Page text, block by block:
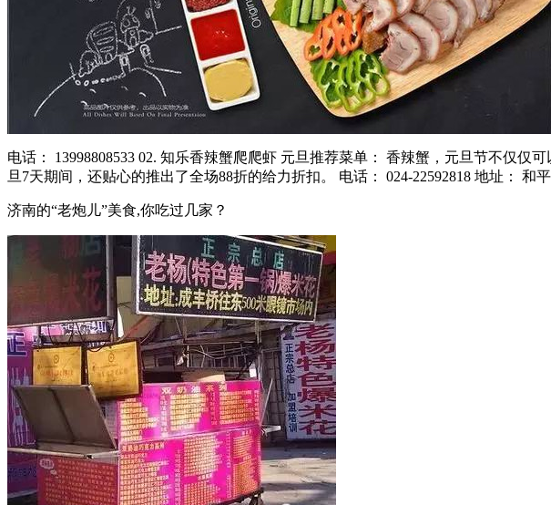
电话： 13998808533 02. 知乐香辣蟹爬爬虾 元旦推荐菜单： 香辣蟹，元旦节不仅
旦7天期间，还贴心的推出了全场88折的给力折扣。 电话： 024-22592818 地址： 和
济南的“老炮儿”美食,你吃过几家？